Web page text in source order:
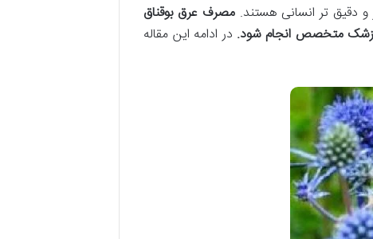
و دقیق تر انسانی هستند.مصرف عرق بوقناق
پزشک متخصص انجام شود. در ادامه این مقاله